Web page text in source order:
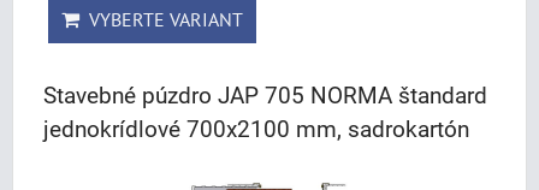
VYBERTE VARIANT
Stavebné púzdro JAP 705 NORMA štandard
jednokrídlové 700x2100 mm, sadrokartón